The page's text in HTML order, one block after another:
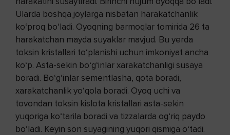
Ularda boshqa joylarga nisbatan harakatchanlik
ko‘proq bo‘ladi. Oyoqning barmoqlar tomirida 26 ta
harakatchan mayda suyaklar mavjud. Bu yerda
toksin kristallari to‘planishi uchun imkoniyat ancha
ko‘p. Asta-sekin bo‘g‘inlar xarakatchanligi susaya
boradi. Bo‘g‘inlar sementlasha, qota boradi,
xarakatchanlik yo‘qola boradi. Oyoq uchi va
tovondan toksin kislota kristallari asta-sekin
yuqoriga ko‘tarila boradi va tizzalarda og‘riq paydo
bo‘ladi. Keyin son suyagining yuqori qismiga o‘tadi.